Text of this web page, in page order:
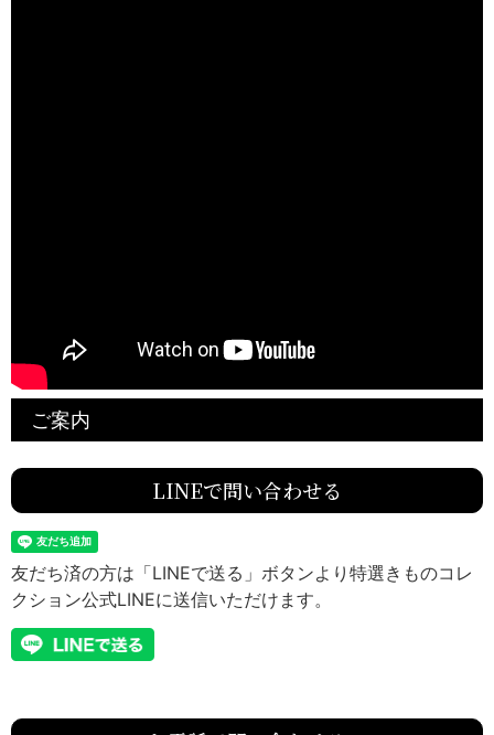
ご案内
LINEで問い合わせる
友だち済の方は「LINEで送る」ボタンより特選きものコレ
クション公式LINEに送信いただけます。